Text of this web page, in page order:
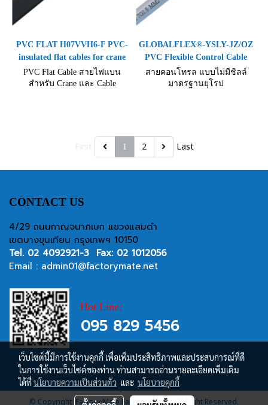
PVC FLAT H07VVH6-F PVC-
insulated flat cables for crane
PVC Flat Cable สายไฟแบน
สำหรับ Crane และ Cable
GLOBALFLEX®-YSLY-JZ/OZ
PVC Flexible Control Cable
สายคอนโทรล แบบไม่มีชิลล์
มาตรฐานยุโรป
1 2 Last
CONTACT US
4/29 ถนนกาญจนาภิเษก แขวงแสมดำ
เขตบางขุนเทียน กรุงเทพฯ 10150
Tel. 02 4092921-3 Fax: 02 1012056
Email : admin01@factorymate.net
Hot Line:
095 829 5456
© Copyright Factory Mate Factory Supply, All Right Reserved.
เว็บไซต์นี้มีการใช้งานคุกกี้ เพื่อเพิ่มประสิทธิภาพและประสบการณ์ที่ดี
ในการใช้งานเว็บไซต์ของท่าน ท่านสามารถอ่านรายละเอียดเพิ่มเติม
ได้ที่นโยบายความเป็นส่วนตัว และ นโยบายคุกกี้